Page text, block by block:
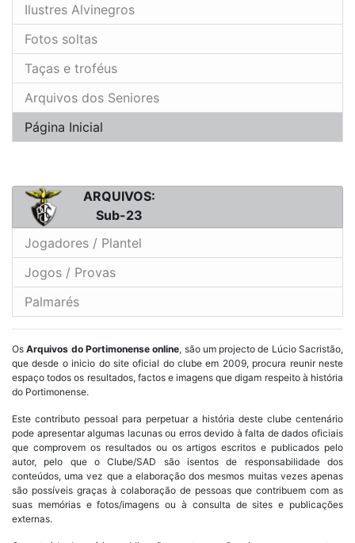
Ilustres Alvinegros
Fotos soltas
Taças e troféus
Arquivos dos Seniores
Página Inicial
ARQUIVOS:
Sub-23
Jogadores / Plantel
Jogos / Provas
Palmarés
OsArquivos do Portimonense online, são um projecto de Lúcio Sacristão,
que desde o inicio do site oficial do clube em 2009, procura reunir neste
espaço todos os resultados, factos e imagens que digam respeito à história
do Portimonense.
Este contributo pessoal para perpetuar a história deste clube centenário
pode apresentar algumas lacunas ou erros devido à falta de dados oficiais
que comprovem os resultados ou os artigos escritos e publicados pelo
autor, pelo que o Clube/SAD são isentos de responsabilidade dos
conteúdos, uma vez que a elaboração dos mesmos muitas vezes apenas
são possíveis graças à colaboração de pessoas que contribuem com as
suas memórias e fotos/imagens ou à consulta de sites e publicações
externas.